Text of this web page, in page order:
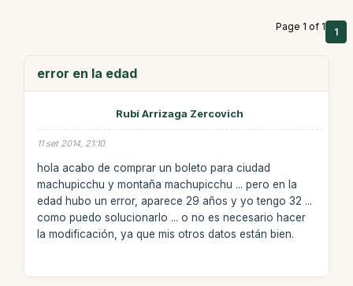
Page 1 of 1 1
error en la edad
Rubí Arrizaga Zercovich
11 set 2014, 21:10
hola acabo de comprar un boleto para ciudad
machupicchu y montaña machupicchu ... pero en la
edad hubo un error, aparece 29 años y yo tengo 32 ...
como puedo solucionarlo ... o no es necesario hacer
la modificación, ya que mis otros datos están bien.